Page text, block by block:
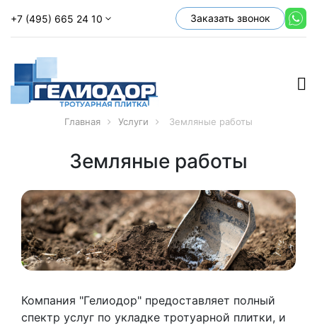
+7 (495) 665 24 10 Заказать звонок
Главная Услуги Земляные работы
Земляные работы
Компания "Гелиодор" предоставляет полный
спектр услуг по укладке тротуарной плитки, и